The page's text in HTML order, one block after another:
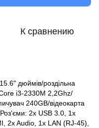
К сравнению
дюймів/роздільна
i3-2330M 2,2Ghz/
240GB/відеокарта
2x USB 3.0, 1x
2x Audio, 1x LAN (RJ-45),